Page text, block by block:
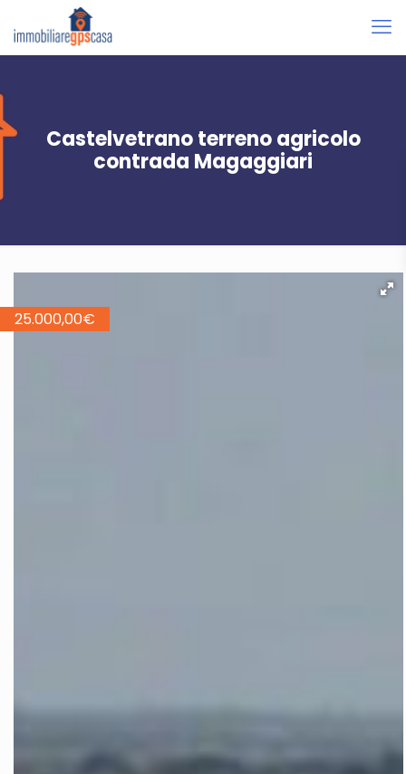
Castelvetrano terreno agricolo
contrada Magaggiari
25.000,00€